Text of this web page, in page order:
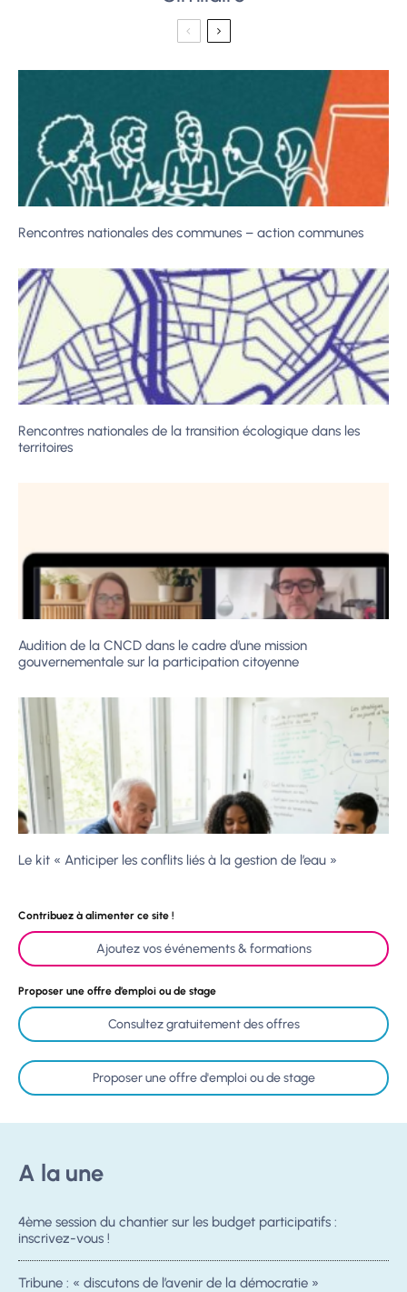
Rencontres nationales des communes – action communes
Rencontres nationales de la transition écologique dans les
territoires
Audition de la CNCD dans le cadre d’une mission
gouvernementale sur la participation citoyenne
Le kit « Anticiper les conflits liés à la gestion de l’eau »
Contribuez à alimenter ce site !
Ajoutez vos événements & formations
Proposer une offre d’emploi ou de stage
Consultez gratuitement des offres
Proposer une offre d'emploi ou de stage
A la une
4ème session du chantier sur les budget participatifs :
inscrivez-vous !
Tribune : « discutons de l’avenir de la démocratie »